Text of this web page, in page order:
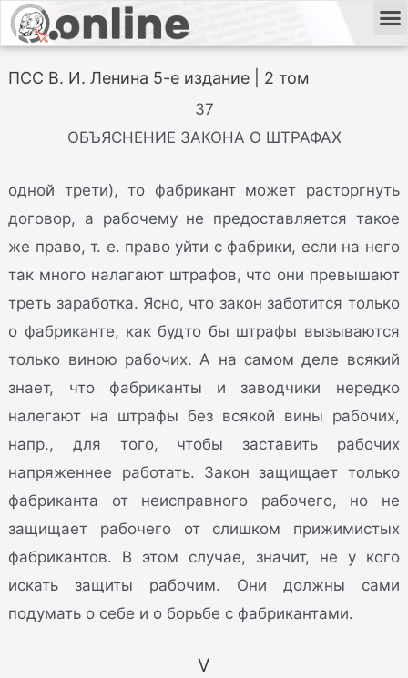
ПСС В. И. Ленина 5-е издание | 2 том
37
ОБЪЯСНЕНИЕ ЗАКОНА О ШТРАФАХ
одной трети), то фабрикант может расторгнуть
договор, а рабочему не предоставляется такое
же право, т. е. право уйти с фабрики, если на него
так много налагают штрафов, что они превышают
треть заработка. Ясно, что закон заботится только
о фабриканте, как будто бы штрафы вызываются
только виною рабочих. А на самом деле всякий
знает, что фабриканты и заводчики нередко
налегают на штрафы без всякой вины рабочих,
напр., для того, чтобы заставить рабочих
напряженнее работать. Закон защищает только
фабриканта от неисправного рабочего, но не
защищает рабочего от слишком прижимистых
фабрикантов. В этом случае, значит, не у кого
искать защиты рабочим. Они должны сами
подумать о себе и о борьбе с фабрикантами.
V